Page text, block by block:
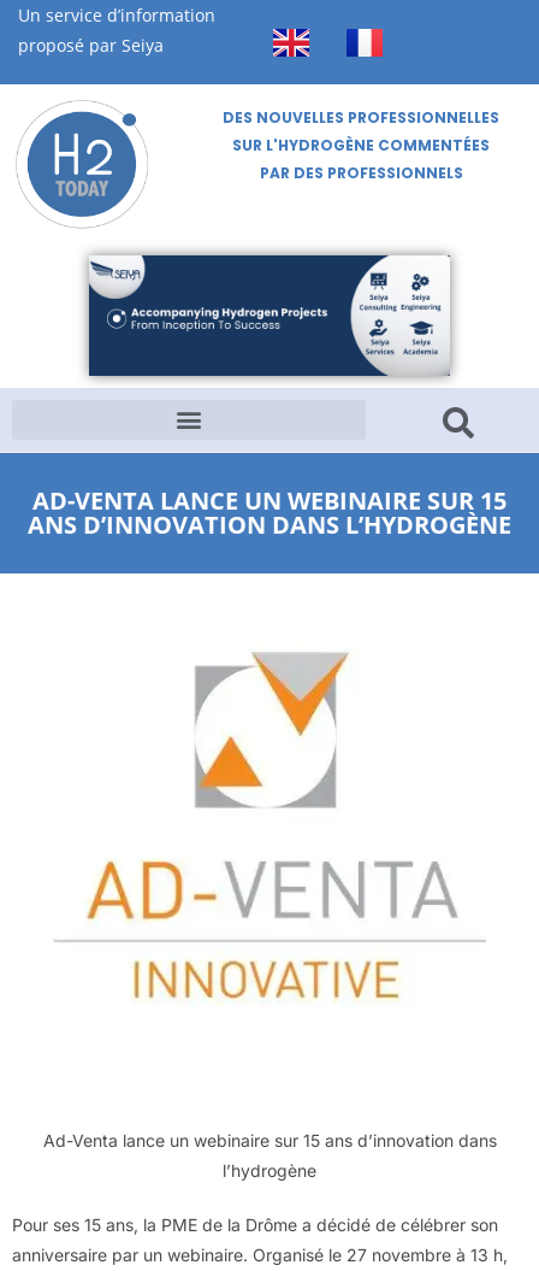
Un service d’information
proposé par Seiya
DES NOUVELLES PROFESSIONNELLES
SUR L'HYDROGÈNE COMMENTÉES
PAR DES PROFESSIONNELS
AD-VENTA LANCE UN WEBINAIRE SUR 15
ANS D’INNOVATION DANS L’HYDROGÈNE
Ad-Venta lance un webinaire sur 15 ans d’innovation dans
l’hydrogène
Pour ses 15 ans, la PME de la Drôme a décidé de célébrer son
anniversaire par un webinaire. Organisé le 27 novembre à 13 h,